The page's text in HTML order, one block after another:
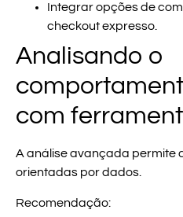
Integrar opções de
checkout expresso.
Analisando o
com
A análise avançada permite
orientadas por dados.
Recomendação: